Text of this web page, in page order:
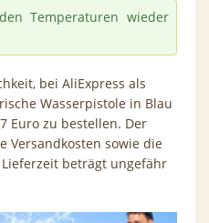
Temperaturen wieder
bei AliExpress als
Wasserpistole in Blau
Euro zu bestellen. Der
Versandkosten sowie die
beträgt ungefähr